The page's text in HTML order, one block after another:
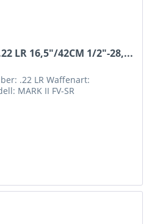
LR 16,5"/42CM 1/2"-28,...
.22 LR Waffenart:
MARK II FV-SR